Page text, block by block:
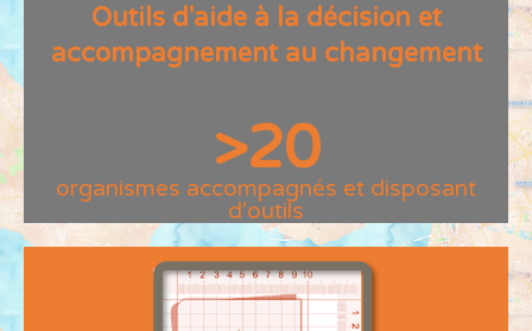
Outils d'aide à la décision et
accompagnement au changement
>20
organismes accompagnés et disposant
d'outils